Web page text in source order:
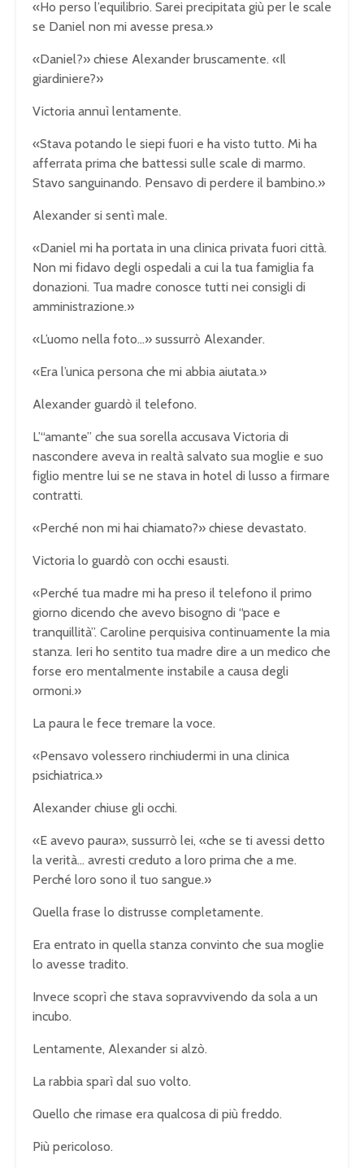
«Ho perso l’equilibrio. Sarei precipitata giù per le scale
se Daniel non mi avesse presa.»
«Daniel?» chiese Alexander bruscamente. «Il
giardiniere?»
Victoria annuì lentamente.
«Stava potando le siepi fuori e ha visto tutto. Mi ha
afferrata prima che battessi sulle scale di marmo.
Stavo sanguinando. Pensavo di perdere il bambino.»
Alexander si sentì male.
«Daniel mi ha portata in una clinica privata fuori città.
Non mi fidavo degli ospedali a cui la tua famiglia fa
donazioni. Tua madre conosce tutti nei consigli di
amministrazione.»
«L’uomo nella foto…» sussurrò Alexander.
«Era l’unica persona che mi abbia aiutata.»
Alexander guardò il telefono.
L’“amante” che sua sorella accusava Victoria di
nascondere aveva in realtà salvato sua moglie e suo
figlio mentre lui se ne stava in hotel di lusso a firmare
contratti.
«Perché non mi hai chiamato?» chiese devastato.
Victoria lo guardò con occhi esausti.
«Perché tua madre mi ha preso il telefono il primo
giorno dicendo che avevo bisogno di “pace e
tranquillità”. Caroline perquisiva continuamente la mia
stanza. Ieri ho sentito tua madre dire a un medico che
forse ero mentalmente instabile a causa degli
ormoni.»
La paura le fece tremare la voce.
«Pensavo volessero rinchiudermi in una clinica
psichiatrica.»
Alexander chiuse gli occhi.
«E avevo paura», sussurrò lei, «che se ti avessi detto
la verità… avresti creduto a loro prima che a me.
Perché loro sono il tuo sangue.»
Quella frase lo distrusse completamente.
Era entrato in quella stanza convinto che sua moglie
lo avesse tradito.
Invece scoprì che stava sopravvivendo da sola a un
incubo.
Lentamente, Alexander si alzò.
La rabbia sparì dal suo volto.
Quello che rimase era qualcosa di più freddo.
Più pericoloso.